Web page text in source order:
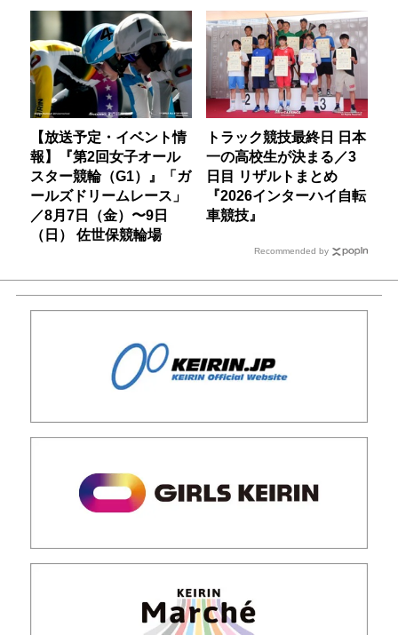
【放送予定・イベント情
報】『第2回女子オール
スター競輪（G1）』「ガ
ールズドリームレース」
／8月7日（金）〜9日
（日） 佐世保競輪場
トラック競技最終日 日本
一の高校生が決まる／3
日目 リザルトまとめ
『2026インターハイ自転
車競技』
Recommended by